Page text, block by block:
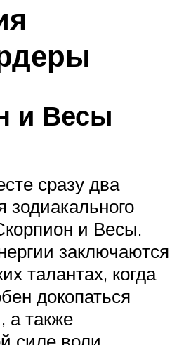
и Весы
сразу два
зодиакального
и Весы.
заключаются
талантах, когда
докопаться
а также